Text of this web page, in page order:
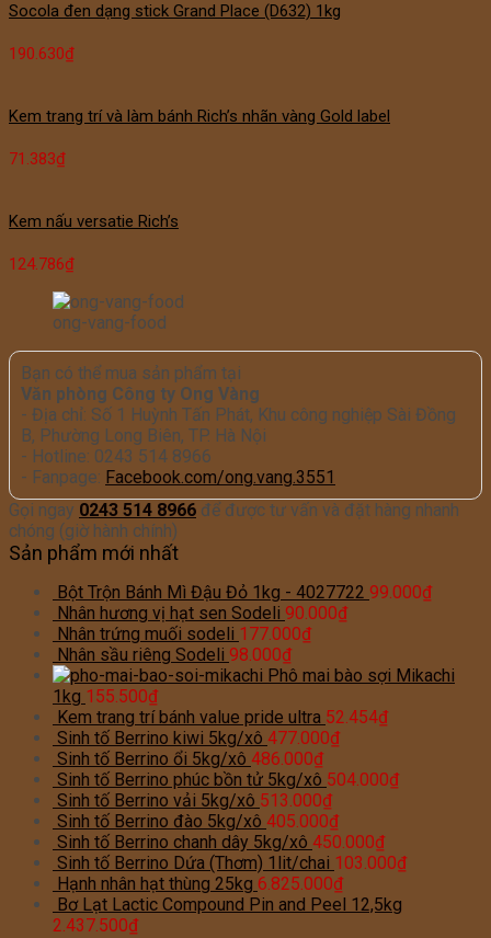
Socola đen dạng stick Grand Place (D632) 1kg
190.630₫
Kem trang trí và làm bánh Rich’s nhãn vàng Gold label
71.383₫
Kem nấu versatie Rich’s
124.786₫
ong-vang-food
Bạn có thể mua sản phẩm tại
Văn phòng Công ty Ong Vàng
- Địa chỉ: Số 1 Huỳnh Tấn Phát, Khu công nghiệp Sài Đồng
B, Phường Long Biên, TP. Hà Nội
- Hotline: 0243 514 8966
- Fanpage: Facebook.com/ong.vang.3551
Gọi ngay 0243 514 8966 để được tư vấn và đặt hàng nhanh
chóng (giờ hành chính)
Sản phẩm mới nhất
Bột Trộn Bánh Mì Đậu Đỏ 1kg - 4027722 99.000₫
Nhân hương vị hạt sen Sodeli 90.000₫
Nhân trứng muối sodeli 177.000₫
Nhân sầu riêng Sodeli 98.000₫
Phô mai bào sợi Mikachi
1kg 155.500₫
Kem trang trí bánh value pride ultra 52.454₫
Sinh tố Berrino kiwi 5kg/xô 477.000₫
Sinh tố Berrino ổi 5kg/xô 486.000₫
Sinh tố Berrino phúc bồn tử 5kg/xô 504.000₫
Sinh tố Berrino vải 5kg/xô 513.000₫
Sinh tố Berrino đào 5kg/xô 405.000₫
Sinh tố Berrino chanh dây 5kg/xô 450.000₫
Sinh tố Berrino Dứa (Thơm) 1lit/chai 103.000₫
Hạnh nhân hạt thùng 25kg 6.825.000₫
Bơ Lạt Lactic Compound Pin and Peel 12,5kg
2.437.500₫